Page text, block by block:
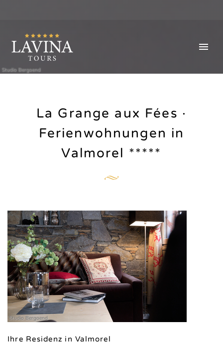
Studio Bergoend
La Grange aux Fées ·
Ferienwohnungen in
Valmorel *****
Studio Bergoend
Ihre Residenz in Valmorel